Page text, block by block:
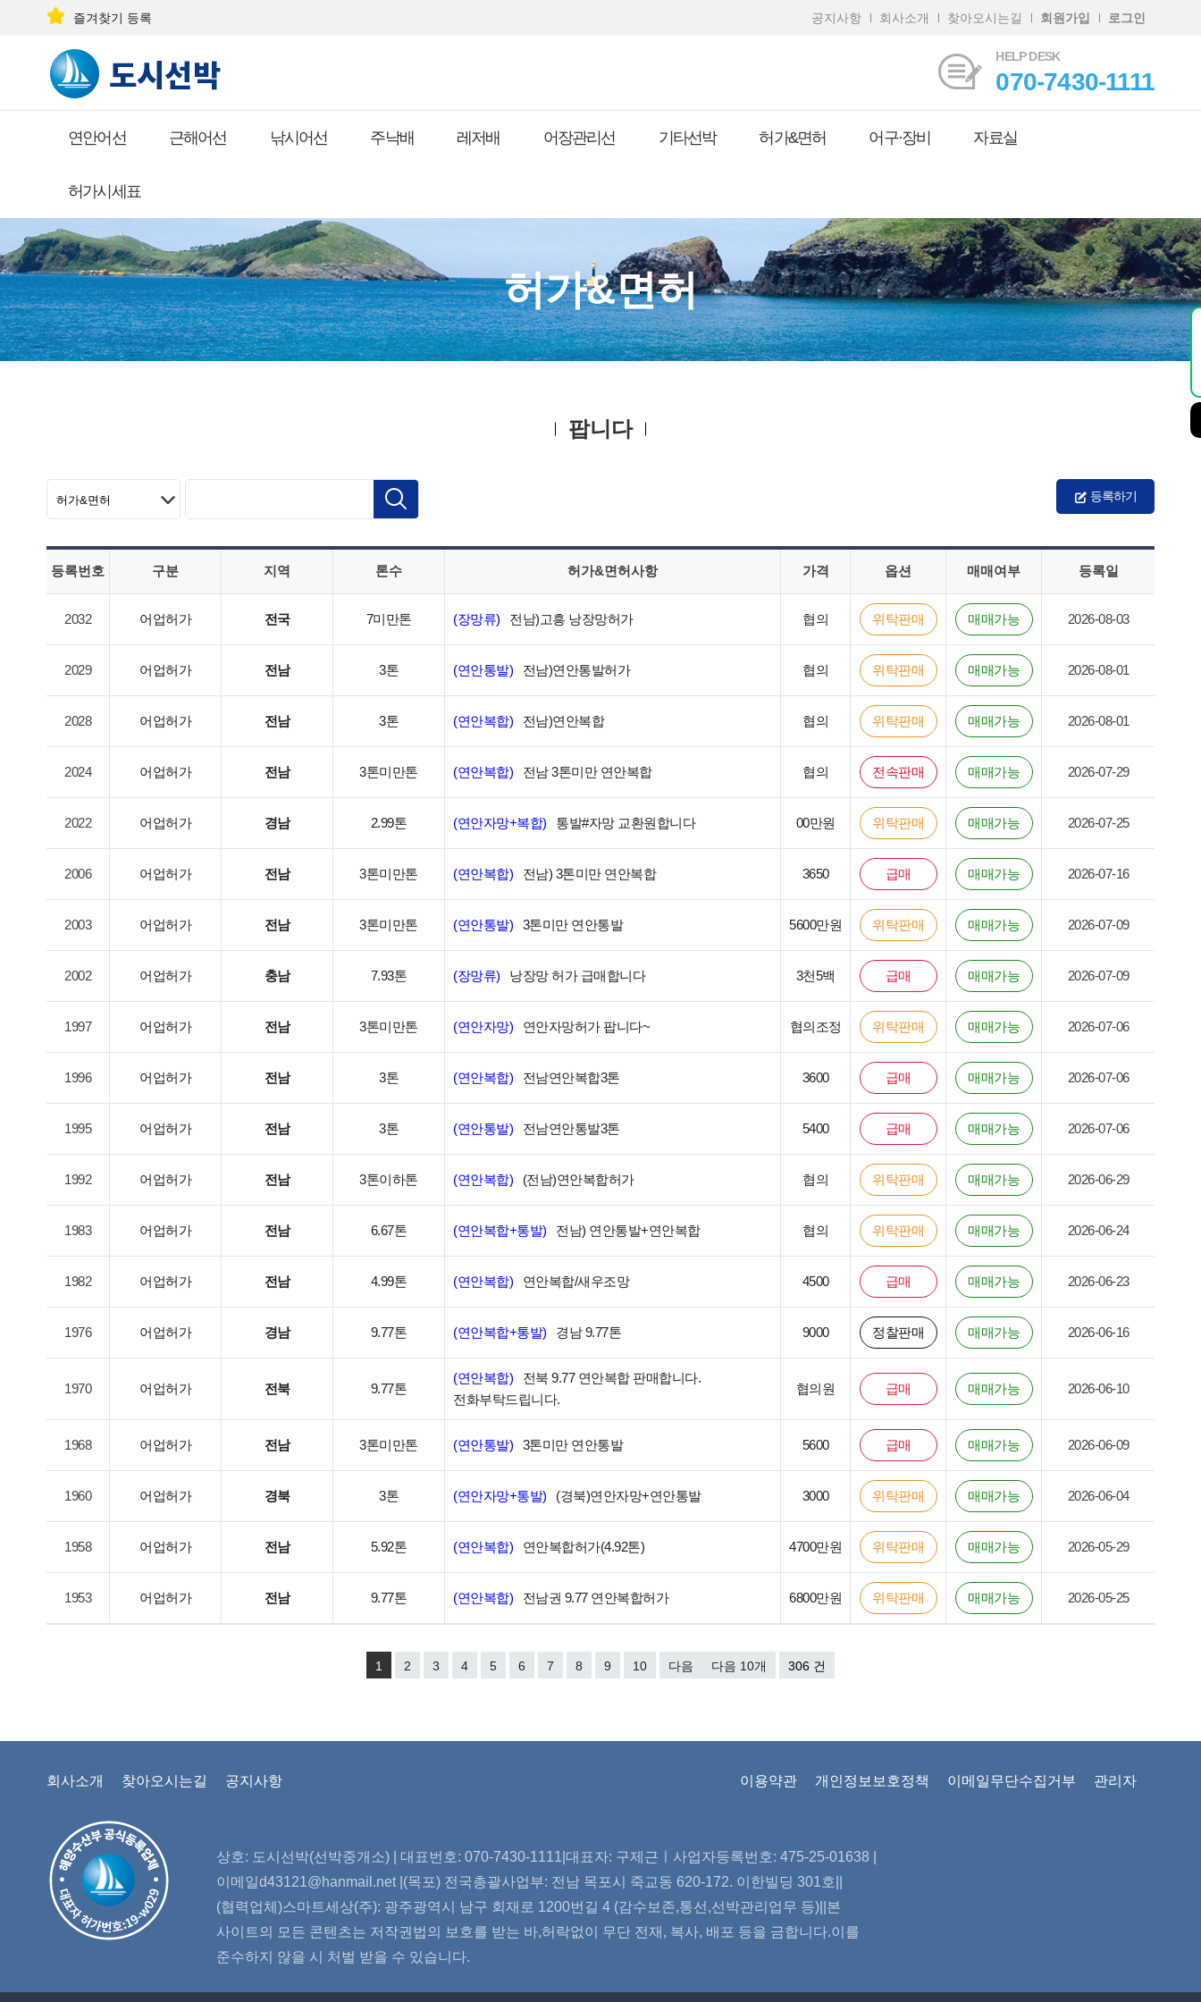
즐겨찾기 등록 공지사항 회사소개 찾아오시는길 회원가입 로그인
HELP DESK
070-7430-1111
연안어선 근해어선 낚시어선 주낙배 레저배 어장관리선 기타선박 허가&면허 어구·장비 자료실
허가시세표
허가&면허
팝니다
등록하기
등록번호 구분 지역 톤수 허가&면허사항 가격 옵션 매매여부 등록일
2032 어업허가 전국 7미만톤 (장망류) 전남)고흥 낭장망허가 협의 위탁판매 매매가능 2026-08-03
2029 어업허가 전남 3톤 (연안통발) 전남)연안통발허가 협의 위탁판매 매매가능 2026-08-01
2028 어업허가 전남 3톤 (연안복합) 전남)연안복합 협의 위탁판매 매매가능 2026-08-01
2024 어업허가 전남 3톤미만톤 (연안복합) 전남 3톤미만 연안복합 협의 전속판매 매매가능 2026-07-29
2022 어업허가 경남 2.99톤 (연안자망+복합) 통발#자망 교환원합니다 00만원 위탁판매 매매가능 2026-07-25
2006 어업허가 전남 3톤미만톤 (연안복합) 전남) 3톤미만 연안복합 3650 급매 매매가능 2026-07-16
2003 어업허가 전남 3톤미만톤 (연안통발) 3톤미만 연안통발 5600만원 위탁판매 매매가능 2026-07-09
2002 어업허가 충남 7.93톤 (장망류) 낭장망 허가 급매합니다 3천5백 급매 매매가능 2026-07-09
1997 어업허가 전남 3톤미만톤 (연안자망) 연안자망허가 팝니다~ 협의조정 위탁판매 매매가능 2026-07-06
1996 어업허가 전남 3톤 (연안복합) 전남연안복합3톤 3600 급매 매매가능 2026-07-06
1995 어업허가 전남 3톤 (연안통발) 전남연안통발3톤 5400 급매 매매가능 2026-07-06
1992 어업허가 전남 3톤이하톤 (연안복합) (전남)연안복합허가 협의 위탁판매 매매가능 2026-06-29
1983 어업허가 전남 6.67톤 (연안복합+통발) 전남) 연안통발+연안복합 협의 위탁판매 매매가능 2026-06-24
1982 어업허가 전남 4.99톤 (연안복합) 연안복합/새우조망 4500 급매 매매가능 2026-06-23
1976 어업허가 경남 9.77톤 (연안복합+통발) 경남 9.77톤 9000 정찰판매 매매가능 2026-06-16
1970 어업허가 전북 9.77톤
(연안복합)
전북 9.77 연안복합 판매합니다.
전화부탁드립니다.
협의원 급매 매매가능 2026-06-10
1968 어업허가 전남 3톤미만톤 (연안통발) 3톤미만 연안통발 5600 급매 매매가능 2026-06-09
1960 어업허가 경북 3톤 (연안자망+통발) (경북)연안자망+연안통발 3000 위탁판매 매매가능 2026-06-04
1958 어업허가 전남 5.92톤 (연안복합) 연안복합허가(4.92톤) 4700만원 위탁판매 매매가능 2026-05-29
1953 어업허가 전남 9.77톤 (연안복합) 전남권 9.77 연안복합허가 6800만원 위탁판매 매매가능 2026-05-25
1 2 3 4 5 6 7 8 9 10 다음 다음 10개 306 건
회사소개 찾아오시는길 공지사항 이용약관 개인정보보호정책 이메일무단수집거부 관리자
상호: 도시선박(선박중개소) | 대표번호: 070-7430-1111|대표자: 구제근ㅣ사업자등록번호: 475-25-01638 |
이메일d43121@hanmail.net |(목포) 전국총괄사업부: 전남 목포시 죽교동 620-172. 이한빌딩 301호||
(협력업체)스마트세상(주): 광주광역시 남구 회재로 1200번길 4 (감수보존,통선,선박관리업무 등)||본
사이트의 모든 콘텐츠는 저작권법의 보호를 받는 바,허락없이 무단 전재, 복사, 배포 등을 금합니다.이를
준수하지 않을 시 처벌 받을 수 있습니다.